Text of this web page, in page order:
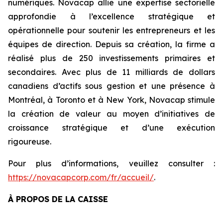
numériques. Novacap allie une expertise sectorielle
approfondie à l’excellence stratégique et
opérationnelle pour soutenir les entrepreneurs et les
équipes de direction. Depuis sa création, la firme a
réalisé plus de 250 investissements primaires et
secondaires. Avec plus de 11 milliards de dollars
canadiens d’actifs sous gestion et une présence à
Montréal, à Toronto et à New York, Novacap stimule
la création de valeur au moyen d’initiatives de
croissance stratégique et d’une exécution
rigoureuse.
Pour plus d’informations, veuillez consulter :
https://novacapcorp.com/fr/accueil/.
À PROPOS DE LA CAISSE